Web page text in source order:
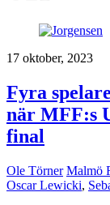
17 oktober, 2023
Fyra
när MFF:s
final
Ole Törner Malmö
Oscar Lewicki,